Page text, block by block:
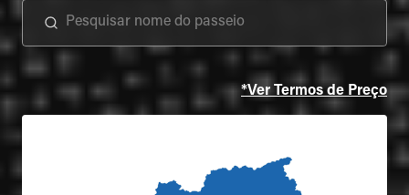
*Ver Termos de Preço